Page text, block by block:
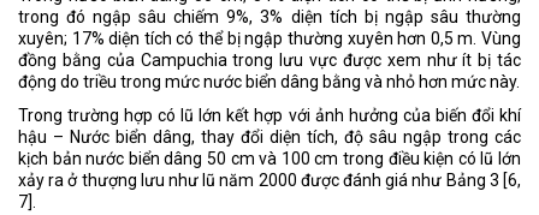
trong đó ngập sâu chiếm 9%, 3% diện tích bị ngập sâu thường
xuyên; 17% diện tích có thể bị ngập thường xuyên hơn 0,5 m. Vùng
đồng bằng của Campuchia trong lưu vực được xem như ít bị tác
động do triều trong mức nước biển dâng bằng và nhỏ hơn mức này.
Trong trường hợp có lũ lớn kết hợp với ảnh hưởng của biến đổi khí
hậu – Nước biển dâng, thay đổi diện tích, độ sâu ngập trong các
kịch bản nước biển dâng 50 cm và 100 cm trong điều kiện có lũ lớn
xảy ra ở thượng lưu như lũ năm 2000 được đánh giá như Bảng 3 [6,
7].